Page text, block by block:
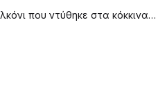
που ντύθηκε στα κόκκινα…